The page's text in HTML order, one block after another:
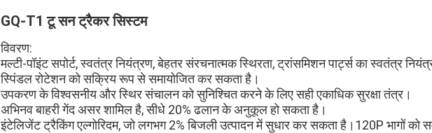
GQ-T1 टू सन ट्रैकर सिस्टम
विवरण:
मल्टी-पॉइंट सपोर्ट, स्वतंत्र नियंत्रण, बेहतर संरचनात्मक स्थिरता, ट्रांसमिशन पार्ट्स का स्वतंत्र
स्पिंडल रोटेशन को सक्रिय रूप से समायोजित कर सकता है।
उपकरण के विश्वसनीय और स्थिर संचालन को सुनिश्चित करने के लिए सही एकाधिक सुरक्षा तंत्र।
अभिनव बाहरी गेंद असर शामिल है, सीधे 20% ढलान के अनुकूल हो सकता है।
इंटेलिजेंट ट्रैकिंग एल्गोरिदम, जो लगभग 2% बिजली उत्पादन में सुधार कर सकता है।120P भागों को